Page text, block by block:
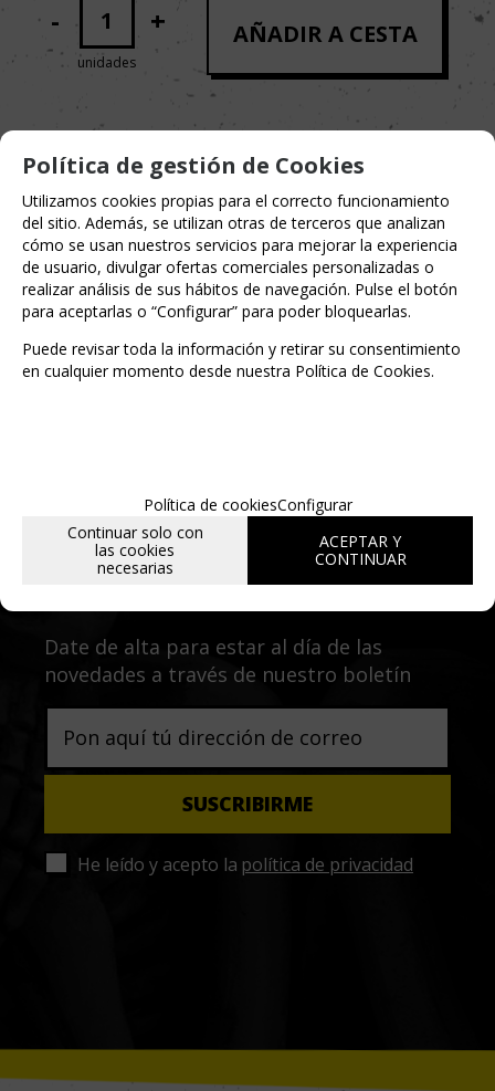
-
unidades
+ AÑADIR A CESTA
MARCA
ASTRONAVE EDITORIAL
Entérate de lo último
Date de alta para estar al día de las
novedades a través de nuestro boletín
He leído y acepto la política de privacidad
Política de gestión de Cookies
Utilizamos cookies propias para el correcto funcionamiento
del sitio. Además, se utilizan otras de terceros que analizan
cómo se usan nuestros servicios para mejorar la experiencia
de usuario, divulgar ofertas comerciales personalizadas o
realizar análisis de sus hábitos de navegación. Pulse el botón
para aceptarlas o “Configurar” para poder bloquearlas.
Puede revisar toda la información y retirar su consentimiento
en cualquier momento desde nuestra Política de Cookies.
Política de cookiesConfigurar
Continuar solo con
las cookies
necesarias
ACEPTAR Y
CONTINUAR